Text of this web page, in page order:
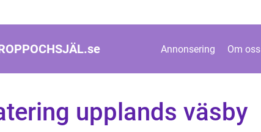
se Annonsering Om oss
upplands väsby